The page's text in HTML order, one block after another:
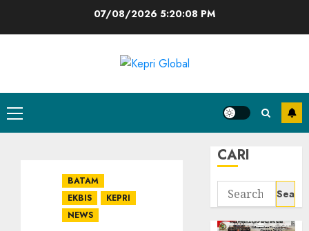
07/08/2026 5:20:09 PM
Primary
Menu
BATAM
EKBIS
KEPRI
NEWS
CARI
Search
for: